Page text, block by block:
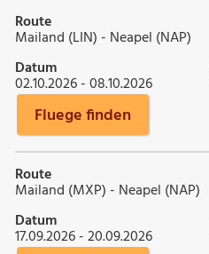
Route
Mailand (LIN) - Neapel (NAP)
Datum
02.10.2026 - 08.10.2026
Fluege finden
Route
Mailand (MXP) - Neapel (NAP)
Datum
17.09.2026 - 20.09.2026